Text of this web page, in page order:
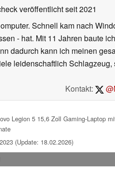
veröffentlichtseit 2021
Schnell kam nach
- hat. Mit 11 Jahren baute
dadurch kann ich meinen
leidenschaftlich
Kontakt:
Legion 5 15,6 Zoll Gaming-Laptop
(Update: 18.02.2026)